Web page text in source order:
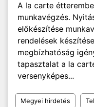
A la carte
munkavégzés.
előkészítése
rendelések
megbízhatóság
tapasztalat a la
versenyképes...
Megyei hirdetés